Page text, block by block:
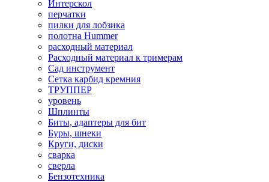
Интерскол
перчатки
пилки для лобзика
полотна Hummer
расходный материал
Расходный материал к тримерам
Сад инструмент
Сетка карбид кремния
ТРУППЕР
уровень
Шплинты
Биты, адаптеры для бит
Буры, шнеки
Круги, диски
сварка
сверла
Бензотехника